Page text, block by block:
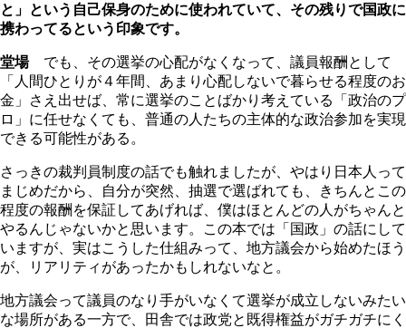
と」という自己保身のために使われていて、その残りで国政に
携わってるという印象です。
堂場でも、その選挙の心配がなくなって、議員報酬として
「人間ひとりが４年間、あまり心配しないで暮らせる程度のお
金」さえ出せば、常に選挙のことばかり考えている「政治のプ
ロ」に任せなくても、普通の人たちの主体的な政治参加を実現
できる可能性がある。
さっきの裁判員制度の話でも触れましたが、やはり日本人って
まじめだから、自分が突然、抽選で選ばれても、きちんとこの
程度の報酬を保証してあげれば、僕はほとんどの人がちゃんと
やるんじゃないかと思います。この本では「国政」の話にして
いますが、実はこうした仕組みって、地方議会から始めたほう
が、リアリティがあったかもしれないなと。
地方議会って議員のなり手がいなくて選挙が成立しないみたい
な場所がある一方で、田舎では政党と既得権益がガチガチにく